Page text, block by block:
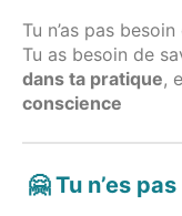
Tu n’as pas
Tu as besoin de
dans ta pratique,
conscience
🤗 Tu n’es